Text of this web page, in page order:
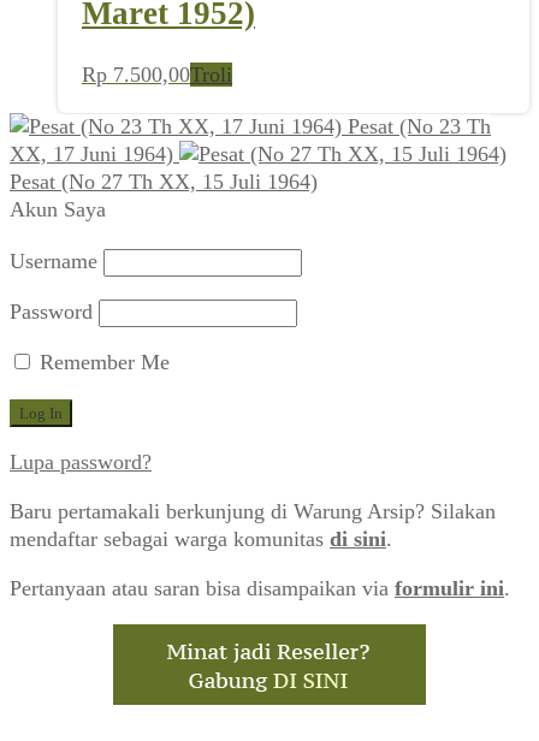
Maret 1952)
Rp 7.500,00Troli
Pesat (No 23 Th
XX, 17 Juni 1964)
Pesat (No 27 Th XX, 15 Juli 1964)
Akun Saya
Username
Password
Remember Me
Lupa password?
Baru pertamakali berkunjung di Warung Arsip? Silakan
mendaftar sebagai warga komunitas di sini.
Pertanyaan atau saran bisa disampaikan via formulir ini.